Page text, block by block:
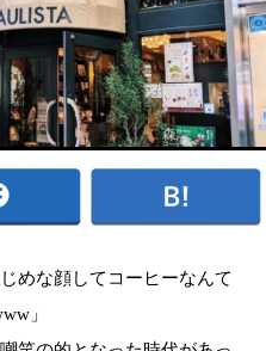
めな顔してコーヒーなんて
」